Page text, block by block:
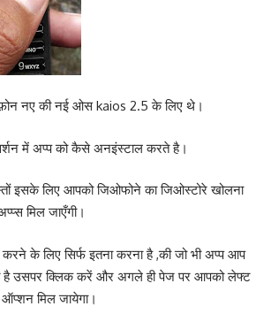
नए की नई ओस kaios 2.5 के लिए थे।
में अप्प को कैसे अनइंस्टाल करते है।
इसके लिए आपको जिओफोने का जिओस्टोरे खोलना
मिल जाएँगी।
के लिए सिर्फ इतना करना है ,की जो भी अप्प आप
है उसपर क्लिक करें और अगले ही पेज पर आपको लेफ्ट
मिल जायेगा।